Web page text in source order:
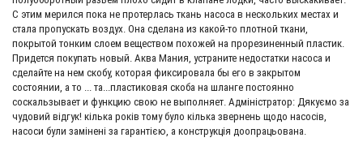
С этим мерился пока не протерлась ткань насоса в нескольких местах и
стала пропускать воздух. Она сделана из какой-то плотной ткани,
покрытой тонким слоем веществом похожей на прорезиненный пластик.
Придется покупать новый. Аква Мания, устраните недостатки насоса и
сделайте на нем скобу, которая фиксировала бы его в закрытом
состоянии, а то ... та...пластиковая скоба на шланге постоянно
соскальзывает и функцию свою не выполняет. Адмiнiстратор: Дякуємо за
чудовий вiдгук! кілька років тому було кілька звернень щодо насосів,
насоси були замінені за гарантією, а конструкція доопрацьована.